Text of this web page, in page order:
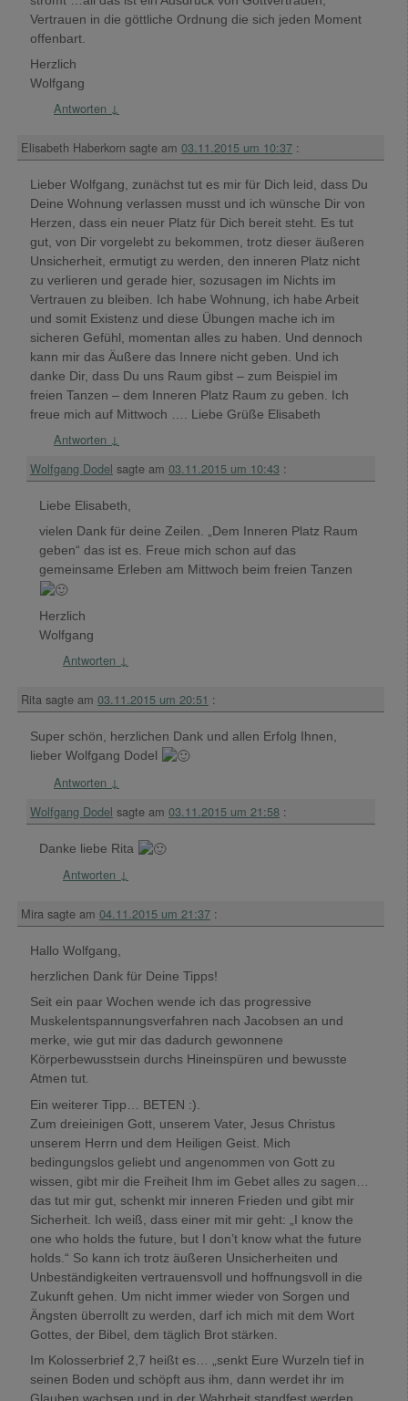
Vertrauen in die göttliche Ordnung die sich jeden Moment
offenbart.
Herzlich
Wolfgang
Antworten ↓
Elisabeth Haberkorn sagte am 03.11.2015 um 10:37 :
Lieber Wolfgang, zunächst tut es mir für Dich leid, dass Du
Deine Wohnung verlassen musst und ich wünsche Dir von
Herzen, dass ein neuer Platz für Dich bereit steht. Es tut
gut, von Dir vorgelebt zu bekommen, trotz dieser äußeren
Unsicherheit, ermutigt zu werden, den inneren Platz nicht
zu verlieren und gerade hier, sozusagen im Nichts im
Vertrauen zu bleiben. Ich habe Wohnung, ich habe Arbeit
und somit Existenz und diese Übungen mache ich im
sicheren Gefühl, momentan alles zu haben. Und dennoch
kann mir das Äußere das Innere nicht geben. Und ich
danke Dir, dass Du uns Raum gibst – zum Beispiel im
freien Tanzen – dem Inneren Platz Raum zu geben. Ich
freue mich auf Mittwoch …. Liebe Grüße Elisabeth
Antworten ↓
Wolfgang Dodel sagte am 03.11.2015 um 10:43 :
Liebe Elisabeth,
vielen Dank für deine Zeilen. „Dem Inneren Platz Raum
geben“ das ist es. Freue mich schon auf das
gemeinsame Erleben am Mittwoch beim freien Tanzen
Herzlich
Wolfgang
Antworten ↓
Rita sagte am 03.11.2015 um 20:51 :
Super schön, herzlichen Dank und allen Erfolg Ihnen,
lieber Wolfgang Dodel
Antworten ↓
Wolfgang Dodel sagte am 03.11.2015 um 21:58 :
Danke liebe Rita
Antworten ↓
Mira sagte am 04.11.2015 um 21:37 :
Hallo Wolfgang,
herzlichen Dank für Deine Tipps!
Seit ein paar Wochen wende ich das progressive
Muskelentspannungsverfahren nach Jacobsen an und
merke, wie gut mir das dadurch gewonnene
Körperbewusstsein durchs Hineinspüren und bewusste
Atmen tut.
Ein weiterer Tipp… BETEN :).
Zum dreieinigen Gott, unserem Vater, Jesus Christus
unserem Herrn und dem Heiligen Geist. Mich
bedingungslos geliebt und angenommen von Gott zu
wissen, gibt mir die Freiheit Ihm im Gebet alles zu sagen…
das tut mir gut, schenkt mir inneren Frieden und gibt mir
Sicherheit. Ich weiß, dass einer mit mir geht: „I know the
one who holds the future, but I don’t know what the future
holds.“ So kann ich trotz äußeren Unsicherheiten und
Unbeständigkeiten vertrauensvoll und hoffnungsvoll in die
Zukunft gehen. Um nicht immer wieder von Sorgen und
Ängsten überrollt zu werden, darf ich mich mit dem Wort
Gottes, der Bibel, dem täglich Brot stärken.
Im Kolosserbrief 2,7 heißt es… „senkt Eure Wurzeln tief in
seinen Boden und schöpft aus ihm, dann werdet ihr im